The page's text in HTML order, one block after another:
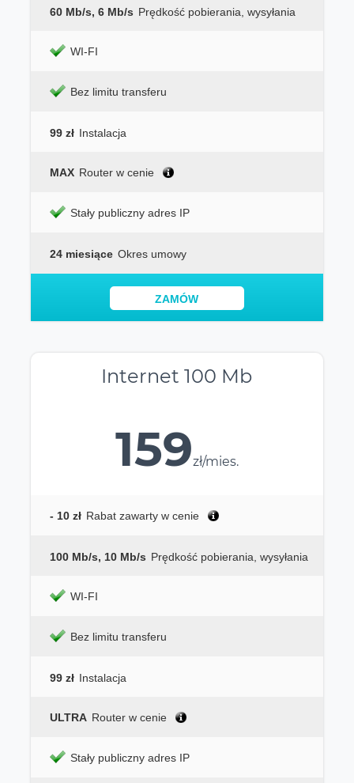
60 Mb/s, 6 Mb/s Prędkość pobierania, wysyłania
WI-FI
Bez limitu transferu
99 zł Instalacja
MAX Router w cenie
Stały publiczny adres IP
24 miesiące Okres umowy
ZAMÓW
Internet 100 Mb
159zł/mies.
- 10 zł Rabat zawarty w cenie
100 Mb/s, 10 Mb/s Prędkość pobierania, wysyłania
WI-FI
Bez limitu transferu
99 zł Instalacja
ULTRA Router w cenie
Stały publiczny adres IP